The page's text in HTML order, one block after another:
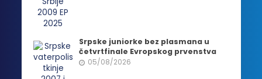
Srpske juniorke bez plasmana u
četvrtfinale Evropskog prvenstva
05/08/2026